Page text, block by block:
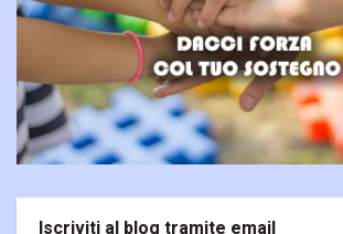
Iscriviti al blog tramite email